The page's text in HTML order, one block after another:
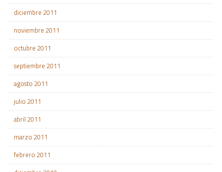
diciembre 2011
noviembre 2011
octubre 2011
septiembre 2011
agosto 2011
julio 2011
abril 2011
marzo 2011
febrero 2011